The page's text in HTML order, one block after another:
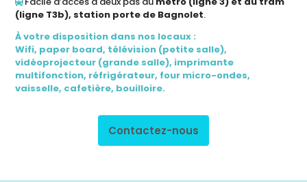
(ligne T3b), station porte de Bagnolet.
À votre disposition dans nos locaux :
Wifi, paper board, télévision (petite salle),
vidéoprojecteur (grande salle), imprimante
multifonction, réfrigérateur, four micro-ondes,
vaisselle, cafetière, bouilloire.
Contactez-nous